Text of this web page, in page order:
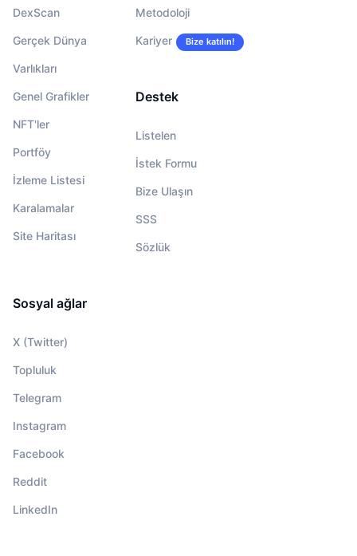
DexScan
Gerçek Dünya
Varlıkları
Genel Grafikler
NFT'ler
Portföy
İzleme Listesi
Karalamalar
Site Haritası
Metodoloji
Kariyer Bize katılın!
Destek
Listelen
İstek Formu
Bize Ulaşın
SSS
Sözlük
Sosyal ağlar
X (Twitter)
Topluluk
Telegram
Instagram
Facebook
Reddit
LinkedIn